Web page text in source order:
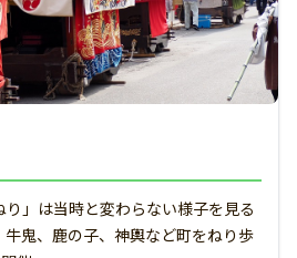
」は当時と変わらない様子を見る
鬼、鹿の子、神輿など町をねり歩